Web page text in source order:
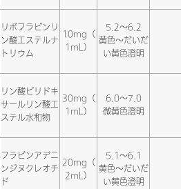
リボフラビンリ
ン酸エステルナ
トリウム
10mg（
1mL）
5.2～6.2
黄色～だいだ
い黄色澄明
リン酸ピリドキ
サールリン酸エ
ステル水和物
30mg（
1mL）
6.0～7.0
微黄色澄明
フラビンアデニ
ンジヌクレオチ
ド
20mg（
2mL）
5.1～6.1
黄色～だいだ
い黄色澄明